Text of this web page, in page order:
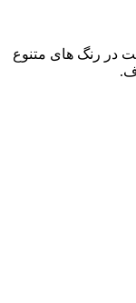
در رنگ های متنوع